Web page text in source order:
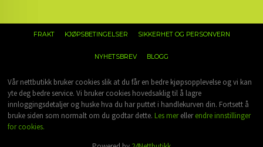
FRAKT KJØPSBETINGELSER SIKKERHET OG PERSONVERN
NYHETSBREV BLOGG
Vår nettbutikk bruker cookies slik at du får en bedre kjøpsopplevelse og vi kan
yte deg bedre service. Vi bruker cookies hovedsaklig til å lagre
innloggingsdetaljer og huske hva du har puttet i handlekurven din. Fortsett å
bruke siden som normalt om du godtar dette. Les merellerendre innstillinger
for cookies.